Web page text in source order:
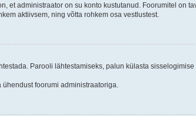
et administraator on su konto kustutanud. Foorumitel on
aktiivsem, ning võtta rohkem osa vestlustest.
Parooli lähtestamiseks, palun külasta
foorumi administraatoriga.